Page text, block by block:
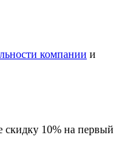
компании и
скидку 10% на первый